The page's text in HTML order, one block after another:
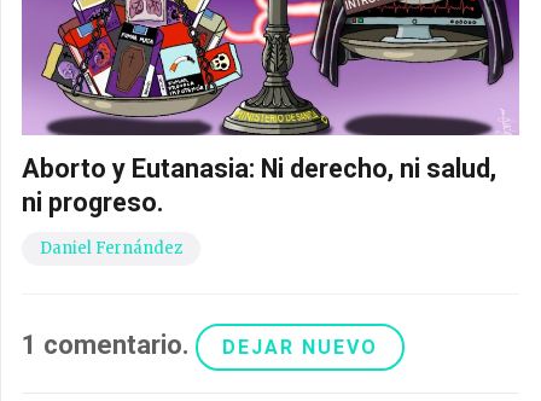
Aborto y Eutanasia: Ni derecho, ni salud,
ni progreso.
Daniel Fernández
1 comentario. DEJAR NUEVO